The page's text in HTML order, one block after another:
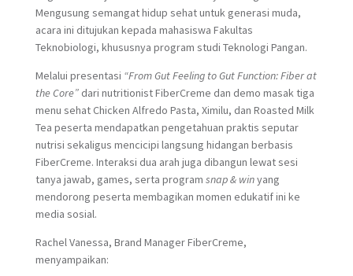
Mengusung semangat hidup sehat untuk generasi muda,
acara ini ditujukan kepada mahasiswa Fakultas
Teknobiologi, khususnya program studi Teknologi Pangan.
Melalui presentasi “From Gut Feeling to Gut Function: Fiber at
the Core”dari nutritionist FiberCreme dan demo masak tiga
menu sehat Chicken Alfredo Pasta, Ximilu, dan Roasted Milk
Tea peserta mendapatkan pengetahuan praktis seputar
nutrisi sekaligus mencicipi langsung hidangan berbasis
FiberCreme. Interaksi dua arah juga dibangun lewat sesi
tanya jawab, games, serta program snap & winyang
mendorong peserta membagikan momen edukatif ini ke
media sosial.
Rachel Vanessa, Brand Manager FiberCreme,
menyampaikan: